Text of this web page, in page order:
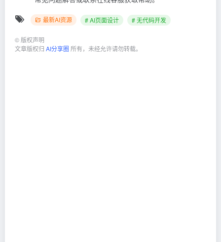
最新AI资源 # AI页面设计 # 无代码开发
©版权声明
文章版权归 AI分享圈 所有，未经允许请勿转载。